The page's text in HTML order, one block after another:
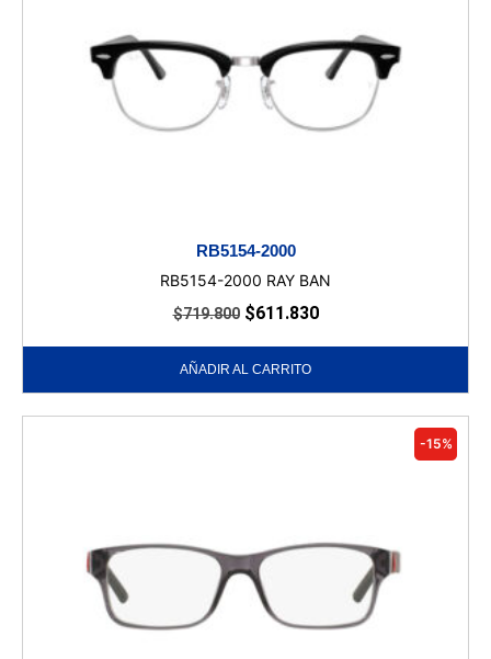
RB5154-2000
RB5154-2000 RAY BAN
$719.800 $611.830
AÑADIR AL CARRITO
-15%